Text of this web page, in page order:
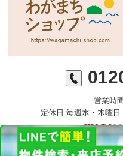
営業時
定休日 毎週水・木曜